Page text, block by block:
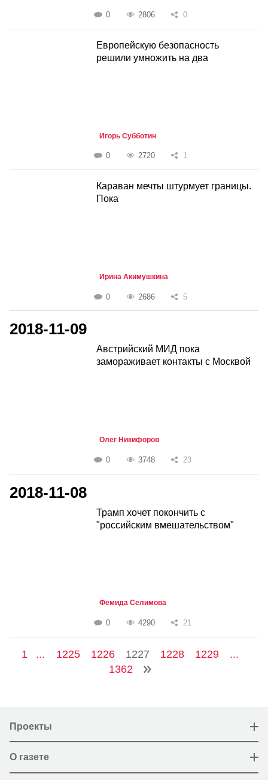
0 2806 0
Европейскую безопасность
решили умножить на два
Игорь Субботин
0 2720 1
Караван мечты штурмует границы.
Пока
Ирина Акимушкина
0 2686 5
2018-11-09
Австрийский МИД пока
замораживает контакты с Москвой
Олег Никифоров
0 3748 23
2018-11-08
Трамп хочет покончить с
"российским вмешательством"
Фемида Селимова
0 4290 21
1 ... 1225 1226 1227 1228 1229
...
1362
Проекты
О газете